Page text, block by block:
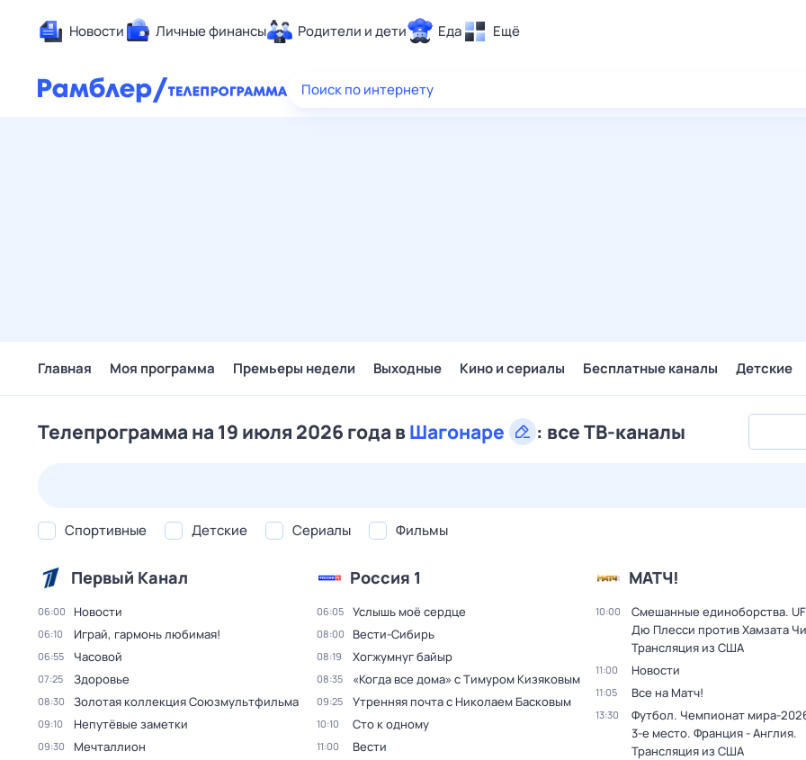
Новости Личные финансы Родители и дети Еда Ещё
Здоровье
Поиск по интернету
Главная Моя программа Премьеры недели Выходные Кино и сериалы Бесплатные каналы Детские
Телепрограмма на 19 июля 2026 года вШагонаре : все ТВ-каналы
Спортивные Детские Сериалы Фильмы
Первый Канал
06:00 Новости
06:10 Играй, гармонь любимая!
06:55 Часовой
07:25 Здоровье
08:30 Золотая коллекция Союзмультфильма
09:10 Непутёвые заметки
09:30 Мечталлион
Россия 1
06:05 Услышь моё сердце
08:00 Вести-Сибирь
08:19 Хогжумнуг байыр
08:35 «Когда все дома» с Тимуром Кизяковым
09:25 Утренняя почта с Николаем Басковым
10:10 Сто к одному
11:00 Вести
МАТЧ!
10:00
Смешанные единоборства.
Дю Плесси против Хамзата
Трансляция из США
11:00 Новости
11:05 Все на Матч!
13:30
Футбол. Чемпионат мира-
3-е место. Франция - Англия.
Трансляция из США